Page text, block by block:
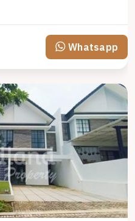
Whatsapp